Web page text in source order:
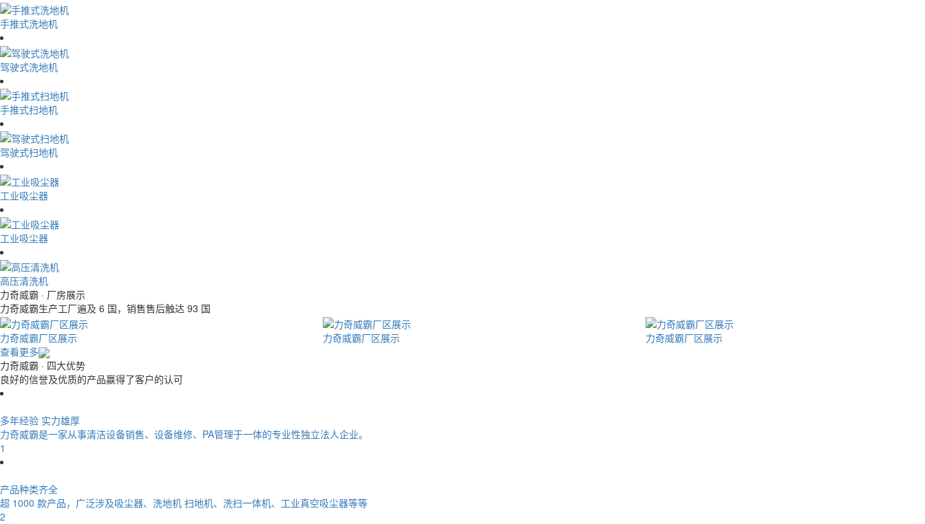
手推式洗地机
驾驶式洗地机
手推式扫地机
驾驶式扫地机
工业吸尘器
工业吸尘器
高压清洗机
力奇威霸 · 厂房展示
力奇威霸生产工厂遍及 6 国，销售售后触达 93 国
力奇威霸厂区展示 力奇威霸厂区展示
力奇威霸厂区展示
查看更多
力奇威霸 · 四大优势
良好的信誉及优质的产品赢得了客户的认可
多年经验 实力雄厚
力奇威霸是一家从事清洁设备销售、设备维修、PA管理于一体的专业性独立法人企业。
1
产品种类齐全
超 1000 款产品，广泛涉及吸尘器、洗地机 扫地机、洗扫一体机、工业真空吸尘器等等
2